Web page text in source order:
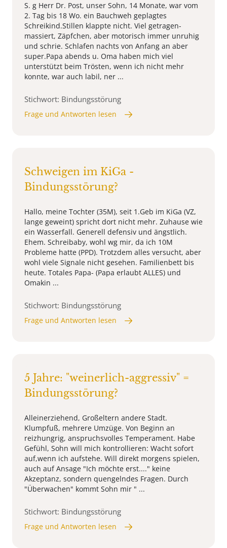
S. g Herr Dr. Post, unser Sohn, 14 Monate, war vom
2. Tag bis 18 Wo. ein Bauchweh geplagtes
Schreikind.Stillen klappte nicht. Viel getragen-
massiert, Zäpfchen, aber motorisch immer unruhig
und schrie. Schlafen nachts von Anfang an aber
super.Papa abends u. Oma haben mich viel
unterstützt beim Trösten, wenn ich nicht mehr
konnte, war auch labil, ner ...
Stichwort: Bindungsstörung
Frage und Antworten lesen
Schweigen im KiGa -
Bindungsstörung?
Hallo, meine Tochter (35M), seit 1.Geb im KiGa (VZ,
lange geweint) spricht dort nicht mehr. Zuhause wie
ein Wasserfall. Generell defensiv und ängstlich.
Ehem. Schreibaby, wohl wg mir, da ich 10M
Probleme hatte (PPD). Trotzdem alles versucht, aber
wohl viele Signale nicht gesehen. Familienbett bis
heute. Totales Papa- (Papa erlaubt ALLES) und
Omakin ...
Stichwort: Bindungsstörung
Frage und Antworten lesen
5 Jahre: "weinerlich-aggressiv" =
Bindungsstörung?
Alleinerziehend, Großeltern andere Stadt.
Klumpfuß, mehrere Umzüge. Von Beginn an
reizhungrig, anspruchsvolles Temperament. Habe
Gefühl, Sohn will mich kontrollieren: Wacht sofort
auf,wenn ich aufstehe. Will direkt morgens spielen,
auch auf Ansage "Ich möchte erst...." keine
Akzeptanz, sondern quengelndes Fragen. Durch
"Überwachen" kommt Sohn mir " ...
Stichwort: Bindungsstörung
Frage und Antworten lesen